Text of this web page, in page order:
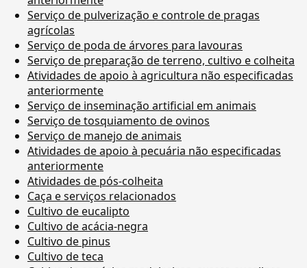
Serviço de pulverização e controle de pragas
agrícolas
Serviço de poda de árvores para lavouras
Serviço de preparação de terreno, cultivo e colheita
Atividades de apoio à agricultura não especificadas
anteriormente
Serviço de inseminação artificial em animais
Serviço de tosquiamento de ovinos
Serviço de manejo de animais
Atividades de apoio à pecuária não especificadas
anteriormente
Atividades de pós-colheita
Caça e serviços relacionados
Cultivo de eucalipto
Cultivo de acácia-negra
Cultivo de pinus
Cultivo de teca